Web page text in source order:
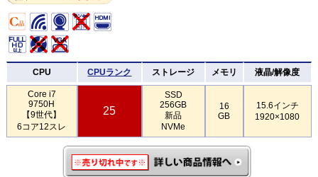
CPU CPUランク ストレージ メモリ 液晶/解像度
Core i7
9750H
【9世代】
6コア12スレ
25
SSD
256GB
新品
NVMe
16
GB
15.6インチ
1920×1080